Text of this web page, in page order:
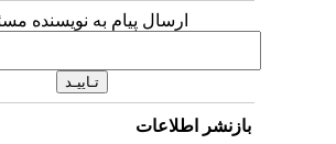
ارسال پیام به نویسنده مسئول
بازنشر اطلاعات